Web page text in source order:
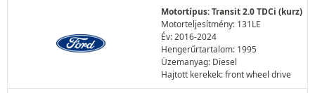
Motortípus: Transit 2.0 TDCi (kurz)
Motorteljesítmény: 131LE
Év: 2016-2024
Hengerűrtartalom: 1995
Üzemanyag: Diesel
Hajtott kerekek: front wheel drive